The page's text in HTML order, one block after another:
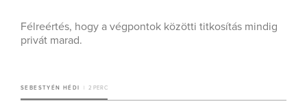
Félreértés, hogy a végpontok közötti titkosítás mindig
privát marad.
SEBESTYÉN HÉDI 2 PERC